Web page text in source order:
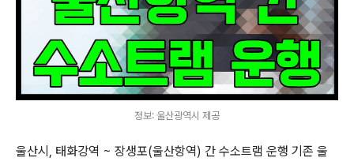
정보: 울산광역시 제공
울산시, 태화강역 ~ 장생포(울산항역) 간 수소트램 운행 기존 울